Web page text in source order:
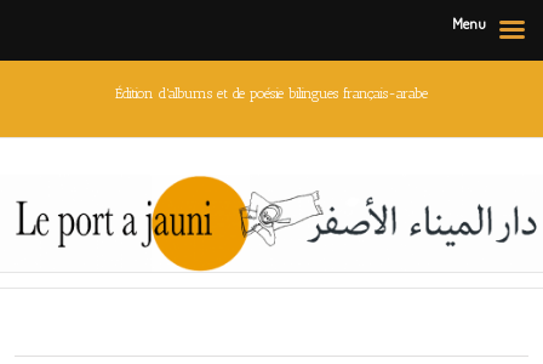
Édition d'albums et de poésie bilingues français-arabe
Menu